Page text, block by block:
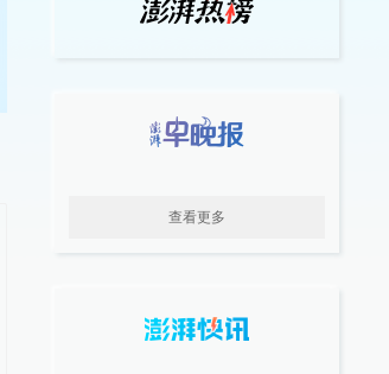
查看更多